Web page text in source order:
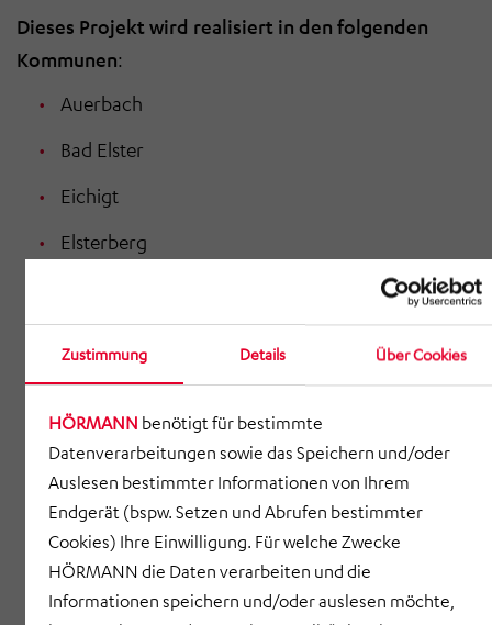
Zustimmung Details Über Cookies
HÖRMANN benötigt für bestimmte
Datenverarbeitungen sowie das Speichern und/oder
Auslesen bestimmter Informationen von Ihrem
Endgerät (bspw. Setzen und Abrufen bestimmter
Cookies) Ihre Einwilligung. Für welche Zwecke
HÖRMANN die Daten verarbeiten und die
Informationen speichern und/oder auslesen möchte,
Dieses Projekt wird realisiert in den folgenden
Kommunen:
Auerbach
Bad Elster
Eichigt
Elsterberg
Muldenhammer
Neumark
Oelsnitz
Pausa-Mühltroff
Plauen
Pöhl
Schöneck